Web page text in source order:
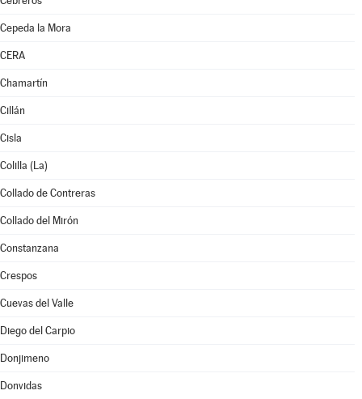
Cepeda la Mora
CERA
Chamartín
Cillán
Cisla
Colilla (La)
Collado de Contreras
Collado del Mirón
Constanzana
Crespos
Cuevas del Valle
Diego del Carpio
Donjimeno
Donvidas